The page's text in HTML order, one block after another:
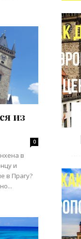
из
0
в
и
в Прагу?